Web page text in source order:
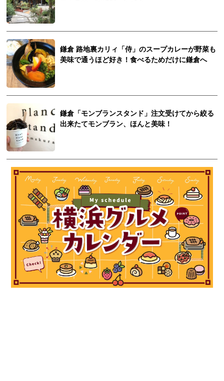
鎌倉 路地裏カリィ「侍」のスープカレーが野菜も
美味で通うほど好き！食べるためだけに鎌倉へ
鎌倉「モンブランスタンド」注文受けてから絞る
出来たてモンブラン、ほんと美味！